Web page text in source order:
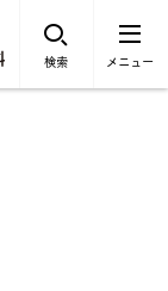
検索 メニュー